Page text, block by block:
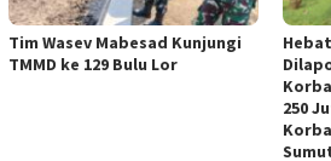
Tim Wasev Mabesad Kunjungi
TMMD ke 129 Bulu Lor
250